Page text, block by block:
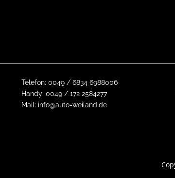
Telefon: 0049 / 6834 6988006
Handy: 0049 / 172 2584277
Mail: info@auto-weiland.de